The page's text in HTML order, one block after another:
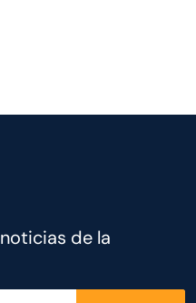
de la